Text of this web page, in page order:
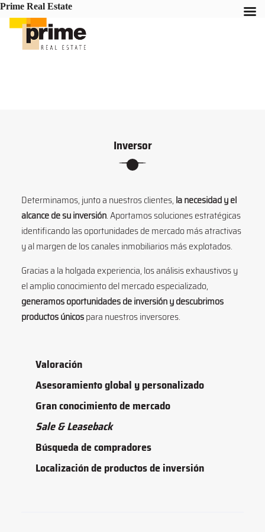
Inversor
Determinamos, junto a nuestros clientes, la necesidad y el
alcance de su inversión. Aportamos soluciones estratégicas
identificando las oportunidades de mercado más atractivas
y al margen de los canales inmobiliarios más explotados.
Gracias a la holgada experiencia, los análisis exhaustivos y
el amplio conocimiento del mercado especializado,
generamos oportunidades de inversión y descubrimos
productos únicospara nuestros inversores.
Valoración
Asesoramiento global y personalizado
Gran conocimiento de mercado
Sale & Leaseback
Búsqueda de compradores
Localización de productos de inversión
Prime Real Estate